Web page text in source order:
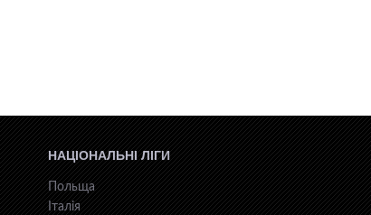
НАЦІОНАЛЬНІ ЛІГИ
Польща
Італія